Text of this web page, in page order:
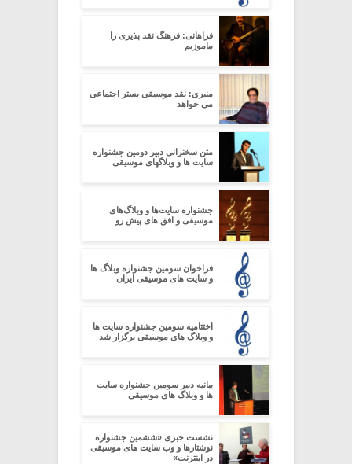
فراهانی: فرهنگ نقد پذیری را
بیاموزیم
منبری: نقد موسیقی بستر اجتماعی
می خواهد
متن سخنرانی دبیر دومین جشنواره
سایت ها و وبلاگهای موسیقی
جشنواره سایت‌ها و وبلاگ‌های
موسیقی و افق های پیش رو
فراخوان سومین جشنواره وبلاگ ها
و سایت های موسیقی ایران
اختتامیه سومین جشنواره سایت ها
و وبلاگ های موسیقی برگزار شد
بیانیه دبیر سومین جشنواره سایت
ها و وبلاگ های موسیقی
نشست خبری «ششمین جشنواره
نوشتارها و وب سایت های موسیقی
در اینترنت»